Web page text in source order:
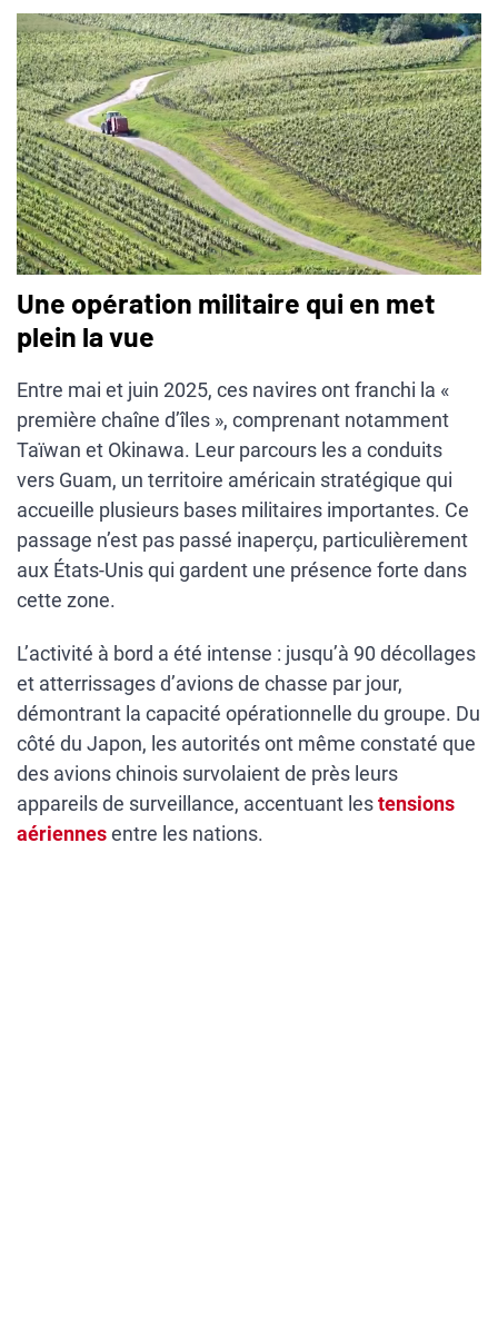
Une opération militaire qui en met
plein la vue
Entre mai et juin 2025, ces navires ont franchi la «
première chaîne d’îles », comprenant notamment
Taïwan et Okinawa. Leur parcours les a conduits
vers Guam, un territoire américain stratégique qui
accueille plusieurs bases militaires importantes. Ce
passage n’est pas passé inaperçu, particulièrement
aux États-Unis qui gardent une présence forte dans
cette zone.
L’activité à bord a été intense : jusqu’à 90 décollages
et atterrissages d’avions de chasse par jour,
démontrant la capacité opérationnelle du groupe. Du
côté du Japon, les autorités ont même constaté que
des avions chinois survolaient de près leurs
appareils de surveillance, accentuant lestensions
aériennesentre les nations.